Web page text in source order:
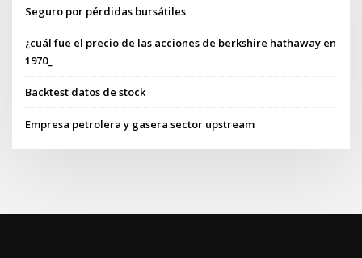
Seguro por pérdidas bursátiles
¿cuál fue el precio de las acciones de berkshire hathaway en
1970_
Backtest datos de stock
Empresa petrolera y gasera sector upstream